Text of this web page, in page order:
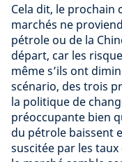
Cela dit, le
marchés ne
pétrole ou de la
départ, car les
même s’ils ont
scénario, des trois
la politique de
préoccupante bien
du pétrole baissent
suscitée par les